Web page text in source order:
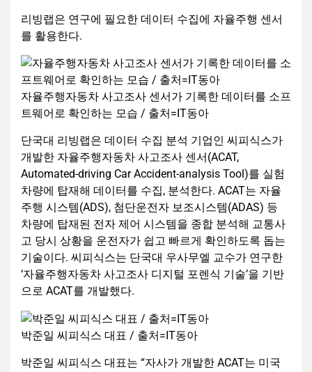
리빙랩은 연구에 필요한 데이터 수집에 자율주행 센서
를 활용한다.
자율주행자동차 사고조사 센서가 기록한 데이터를 소프
트웨어로 확인하는 모습 / 출처=IT동아
단국대 리빙랩은 데이터 수집 분석 기업인 씨피식스가
개발한 자율주행자동차 사고조사 센서(ACAT,
Automated-driving Car Accident-analysis Tool)를 실험
차량에 탑재해 데이터를 수집, 분석한다. ACAT는 자율
주행 시스템(ADS), 첨단운전자 보조시스템(ADAS) 등
차량에 탑재된 전자 제어 시스템을 종합 분석해 교통사
고 당시 상황을 운전자가 쉽고 빠르게 확인하도록 돕는
기술이다. 씨피식스는 단국대 우사무엘 교수가 연구한
‘자율주행자동차 사고조사 디지털 포렌식 기술’을 기반
으로 ACAT를 개발했다.
박준일 씨피식스 대표 / 출처=IT동아
박준일 씨피식스 대표는 “자사가 개발한 ACAT는 미국